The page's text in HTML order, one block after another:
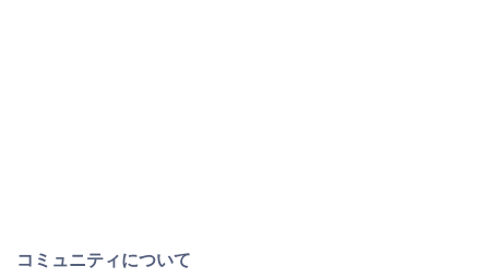
コミュニティについて